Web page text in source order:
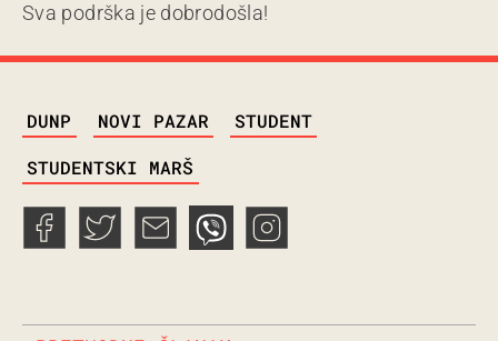
Sva podrška je dobrodošla!
DUNP NOVI PAZAR STUDENT
STUDENTSKI MARŠ